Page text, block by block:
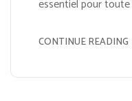
essentiel pour
générer des
améliorer son
CONTINUE READING